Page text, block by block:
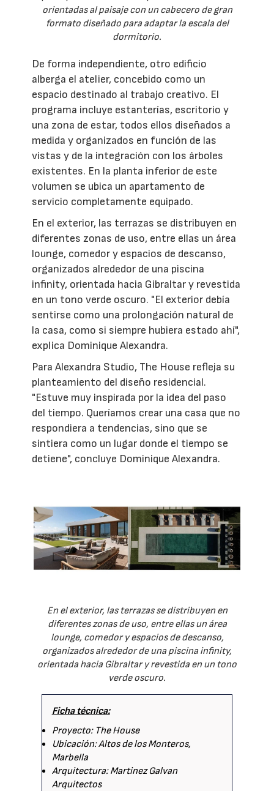
orientadas al paisaje con un cabecero de gran
formato diseñado para adaptar la escala del
dormitorio.
De forma independiente, otro edificio
alberga el atelier, concebido como un
espacio destinado al trabajo creativo. El
programa incluye estanterías, escritorio y
una zona de estar, todos ellos diseñados a
medida y organizados en función de las
vistas y de la integración con los árboles
existentes. En la planta inferior de este
volumen se ubica un apartamento de
servicio completamente equipado.
En el exterior, las terrazas se distribuyen en
diferentes zonas de uso, entre ellas un área
lounge, comedor y espacios de descanso,
organizados alrededor de una piscina
infinity, orientada hacia Gibraltar y revestida
en un tono verde oscuro. "El exterior debía
sentirse como una prolongación natural de
la casa, como si siempre hubiera estado ahí",
explica Dominique Alexandra.
Para Alexandra Studio, The House refleja su
planteamiento del diseño residencial.
"Estuve muy inspirada por la idea del paso
del tiempo. Queríamos crear una casa que no
respondiera a tendencias, sino que se
sintiera como un lugar donde el tiempo se
detiene", concluye Dominique Alexandra.
En el exterior, las terrazas se distribuyen en
diferentes zonas de uso, entre ellas un área
lounge, comedor y espacios de descanso,
organizados alrededor de una piscina infinity,
orientada hacia Gibraltar y revestida en un tono
verde oscuro.
Ficha técnica:
Proyecto: The House
Ubicación: Altos de los Monteros,
Marbella
Arquitectura: Martinez Galvan
Arquitectos